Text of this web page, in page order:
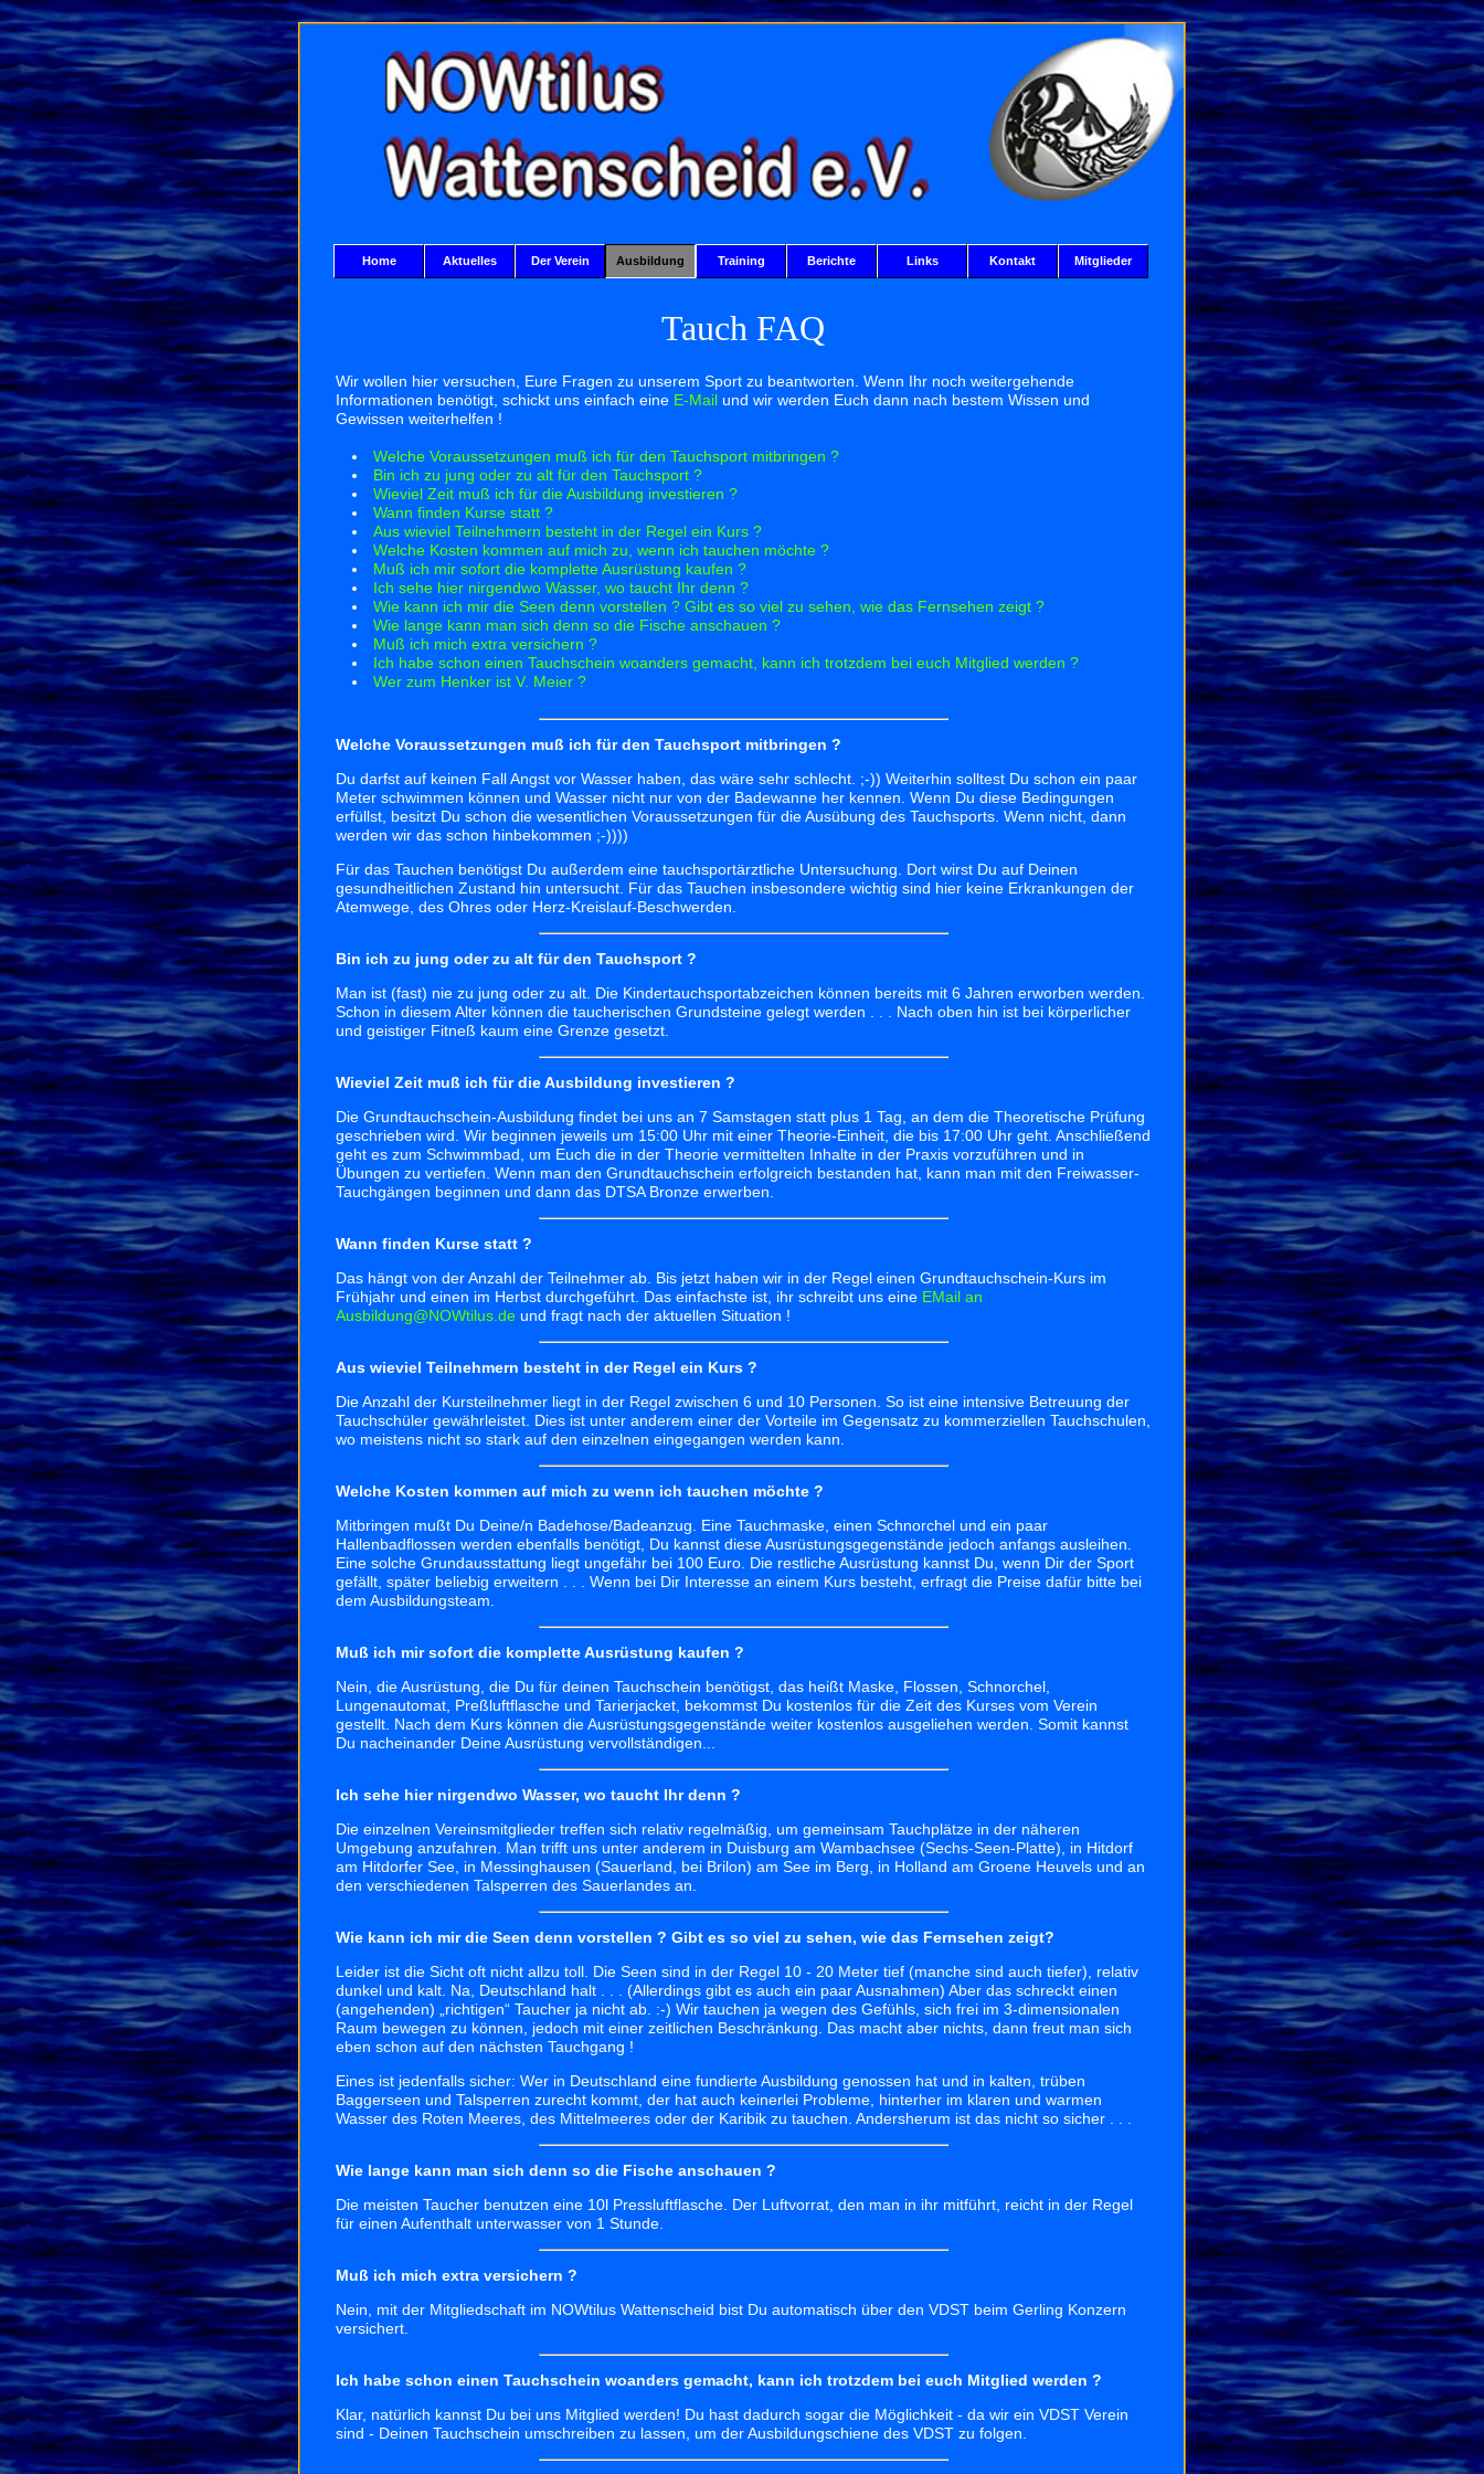
Home Aktuelles Der Verein Ausbildung Training Berichte Links Kontakt Mitglieder
Tauch FAQ
Wir wollen hier versuchen, Eure Fragen zu unserem Sport zu beantworten. Wenn Ihr noch weitergehende
Informationen benötigt, schickt uns einfach eine E-Mail und wir werden Euch dann nach bestem Wissen und
Gewissen weiterhelfen !
Welche Voraussetzungen muß ich für den Tauchsport mitbringen ?
Bin ich zu jung oder zu alt für den Tauchsport ?
Wieviel Zeit muß ich für die Ausbildung investieren ?
Wann finden Kurse statt ?
Aus wieviel Teilnehmern besteht in der Regel ein Kurs ?
Welche Kosten kommen auf mich zu, wenn ich tauchen möchte ?
Muß ich mir sofort die komplette Ausrüstung kaufen ?
Ich sehe hier nirgendwo Wasser, wo taucht Ihr denn ?
Wie kann ich mir die Seen denn vorstellen ? Gibt es so viel zu sehen, wie das Fernsehen zeigt ?
Wie lange kann man sich denn so die Fische anschauen ?
Muß ich mich extra versichern ?
Ich habe schon einen Tauchschein woanders gemacht, kann ich trotzdem bei euch Mitglied werden ?
Wer zum Henker ist V. Meier ?
Welche Voraussetzungen muß ich für den Tauchsport mitbringen ?
Du darfst auf keinen Fall Angst vor Wasser haben, das wäre sehr schlecht. ;-)) Weiterhin solltest Du schon ein paar
Meter schwimmen können und Wasser nicht nur von der Badewanne her kennen. Wenn Du diese Bedingungen
erfüllst, besitzt Du schon die wesentlichen Voraussetzungen für die Ausübung des Tauchsports. Wenn nicht, dann
werden wir das schon hinbekommen ;-))))
Für das Tauchen benötigst Du außerdem eine tauchsportärztliche Untersuchung. Dort wirst Du auf Deinen
gesundheitlichen Zustand hin untersucht. Für das Tauchen insbesondere wichtig sind hier keine Erkrankungen der
Atemwege, des Ohres oder Herz-Kreislauf-Beschwerden.
Bin ich zu jung oder zu alt für den Tauchsport ?
Man ist (fast) nie zu jung oder zu alt. Die Kindertauchsportabzeichen können bereits mit 6 Jahren erworben werden.
Schon in diesem Alter können die taucherischen Grundsteine gelegt werden . . . Nach oben hin ist bei körperlicher
und geistiger Fitneß kaum eine Grenze gesetzt.
Wieviel Zeit muß ich für die Ausbildung investieren ?
Die Grundtauchschein-Ausbildung findet bei uns an 7 Samstagen statt plus 1 Tag, an dem die Theoretische Prüfung
geschrieben wird. Wir beginnen jeweils um 15:00 Uhr mit einer Theorie-Einheit, die bis 17:00 Uhr geht. Anschließend
geht es zum Schwimmbad, um Euch die in der Theorie vermittelten Inhalte in der Praxis vorzuführen und in
Übungen zu vertiefen. Wenn man den Grundtauchschein erfolgreich bestanden hat, kann man mit den Freiwasser-
Tauchgängen beginnen und dann das DTSA Bronze erwerben.
Wann finden Kurse statt ?
Das hängt von der Anzahl der Teilnehmer ab. Bis jetzt haben wir in der Regel einen Grundtauchschein-Kurs im
Frühjahr und einen im Herbst durchgeführt. Das einfachste ist, ihr schreibt uns eine EMail an
Ausbildung@NOWtilus.de und fragt nach der aktuellen Situation !
Aus wieviel Teilnehmern besteht in der Regel ein Kurs ?
Die Anzahl der Kursteilnehmer liegt in der Regel zwischen 6 und 10 Personen. So ist eine intensive Betreuung der
Tauchschüler gewährleistet. Dies ist unter anderem einer der Vorteile im Gegensatz zu kommerziellen Tauchschulen,
wo meistens nicht so stark auf den einzelnen eingegangen werden kann.
Welche Kosten kommen auf mich zu wenn ich tauchen möchte ?
Mitbringen mußt Du Deine/n Badehose/Badeanzug. Eine Tauchmaske, einen Schnorchel und ein paar
Hallenbadflossen werden ebenfalls benötigt, Du kannst diese Ausrüstungsgegenstände jedoch anfangs ausleihen.
Eine solche Grundausstattung liegt ungefähr bei 100 Euro. Die restliche Ausrüstung kannst Du, wenn Dir der Sport
gefällt, später beliebig erweitern . . . Wenn bei Dir Interesse an einem Kurs besteht, erfragt die Preise dafür bitte bei
dem Ausbildungsteam.
Muß ich mir sofort die komplette Ausrüstung kaufen ?
Nein, die Ausrüstung, die Du für deinen Tauchschein benötigst, das heißt Maske, Flossen, Schnorchel,
Lungenautomat, Preßluftflasche und Tarierjacket, bekommst Du kostenlos für die Zeit des Kurses vom Verein
gestellt. Nach dem Kurs können die Ausrüstungsgegenstände weiter kostenlos ausgeliehen werden. Somit kannst
Du nacheinander Deine Ausrüstung vervollständigen...
Ich sehe hier nirgendwo Wasser, wo taucht Ihr denn ?
Die einzelnen Vereinsmitglieder treffen sich relativ regelmäßig, um gemeinsam Tauchplätze in der näheren
Umgebung anzufahren. Man trifft uns unter anderem in Duisburg am Wambachsee (Sechs-Seen-Platte), in Hitdorf
am Hitdorfer See, in Messinghausen (Sauerland, bei Brilon) am See im Berg, in Holland am Groene Heuvels und an
den verschiedenen Talsperren des Sauerlandes an.
Wie kann ich mir die Seen denn vorstellen ? Gibt es so viel zu sehen, wie das Fernsehen zeigt?
Leider ist die Sicht oft nicht allzu toll. Die Seen sind in der Regel 10 - 20 Meter tief (manche sind auch tiefer), relativ
dunkel und kalt. Na, Deutschland halt . . . (Allerdings gibt es auch ein paar Ausnahmen) Aber das schreckt einen
(angehenden) „richtigen“ Taucher ja nicht ab. :-) Wir tauchen ja wegen des Gefühls, sich frei im 3-dimensionalen
Raum bewegen zu können, jedoch mit einer zeitlichen Beschränkung. Das macht aber nichts, dann freut man sich
eben schon auf den nächsten Tauchgang !
Eines ist jedenfalls sicher: Wer in Deutschland eine fundierte Ausbildung genossen hat und in kalten, trüben
Baggerseen und Talsperren zurecht kommt, der hat auch keinerlei Probleme, hinterher im klaren und warmen
Wasser des Roten Meeres, des Mittelmeeres oder der Karibik zu tauchen. Andersherum ist das nicht so sicher . . .
Wie lange kann man sich denn so die Fische anschauen ?
Die meisten Taucher benutzen eine 10l Pressluftflasche. Der Luftvorrat, den man in ihr mitführt, reicht in der Regel
für einen Aufenthalt unterwasser von 1 Stunde.
Muß ich mich extra versichern ?
Nein, mit der Mitgliedschaft im NOWtilus Wattenscheid bist Du automatisch über den VDST beim Gerling Konzern
versichert.
Ich habe schon einen Tauchschein woanders gemacht, kann ich trotzdem bei euch Mitglied werden ?
Klar, natürlich kannst Du bei uns Mitglied werden! Du hast dadurch sogar die Möglichkeit - da wir ein VDST Verein
sind - Deinen Tauchschein umschreiben zu lassen, um der Ausbildungschiene des VDST zu folgen.